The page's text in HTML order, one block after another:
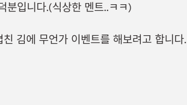
분입니다.(식상한 멘트..ㅋㅋ)
김에 무언가 이벤트를 해보려고 합니다.